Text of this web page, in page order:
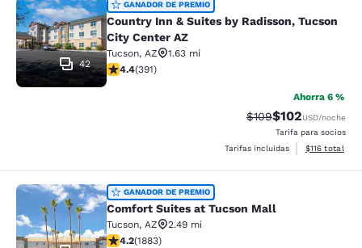
Country Inn & Suites by Radisson,
42
GANADOR DE PREMIO
Country Inn & Suites by Radisson, Tucson
City Center AZ
Tucson, AZ
1.63 mi
calificación de 4.4 estrellas. Excelente. 391 reseñas
4.4(391)
Ahorra 6 %
Precio tachado:
$109Precio con
$102USD/noche
Tarifa para socios
Tarifas incluidas
Ver detalles
$116 total
Comfort Suites at Tucson Mall
GANADOR DE PREMIO
Comfort Suites at Tucson Mall
Tucson, AZ
2.49 mi
calificación de 4.17 estrellas. Muy bueno. 1883 reseñas
4.2(1883)